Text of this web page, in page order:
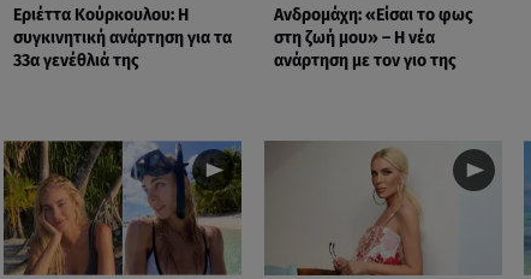
Εριέττα Κούρκουλου: Η
συγκινητική ανάρτηση για τα
33α γενέθλιά της
Ανδρομάχη: «Είσαι το φως
στη ζωή μου» – Η νέα
ανάρτηση με τον γιο της